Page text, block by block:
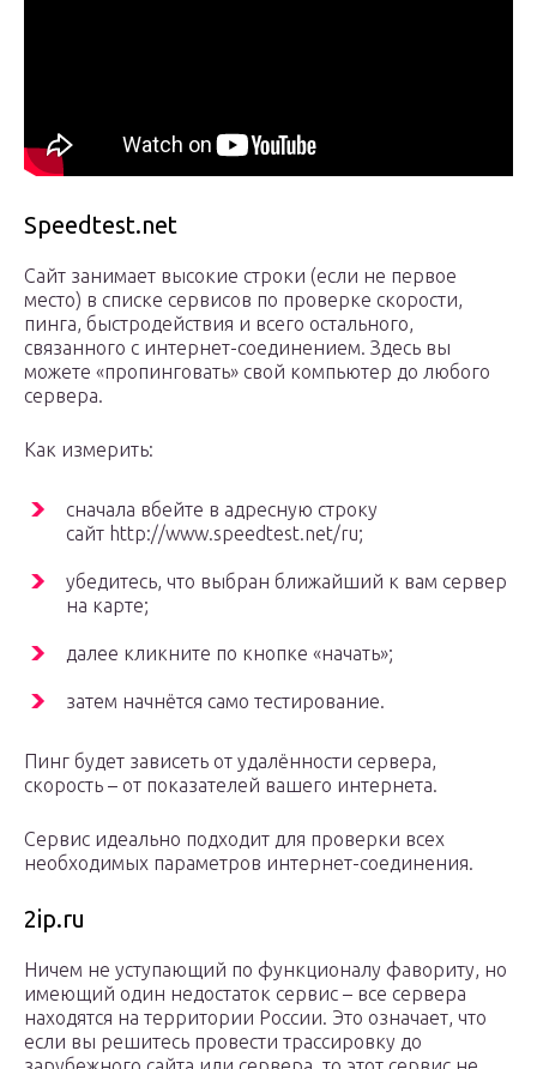
Speedtest.net
Сайт занимает высокие строки (если не первое
место) в списке сервисов по проверке скорости,
пинга, быстродействия и всего остального,
связанного с интернет-соединением. Здесь вы
можете «пропинговать» свой компьютер до любого
сервера.
Как измерить:
сначала вбейте в адресную строку
сайт http://www.speedtest.net/ru;
убедитесь, что выбран ближайший к вам сервер
на карте;
далее кликните по кнопке «начать»;
затем начнётся само тестирование.
Пинг будет зависеть от удалённости сервера,
скорость – от показателей вашего интернета.
Сервис идеально подходит для проверки всех
необходимых параметров интернет-соединения.
2ip.ru
Ничем не уступающий по функционалу фавориту, но
имеющий один недостаток сервис – все сервера
находятся на территории России. Это означает, что
если вы решитесь провести трассировку до